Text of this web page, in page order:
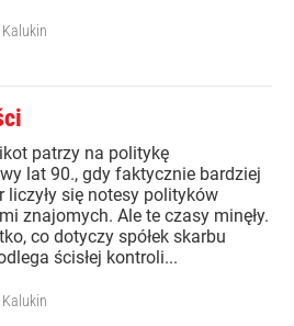
Kalukin
patrzy na politykę
lat 90., gdy faktycznie bardziej
liczyły się notesy polityków
znajomych. Ale te czasy minęły.
co dotyczy spółek skarbu
ścisłej kontroli...
Kalukin